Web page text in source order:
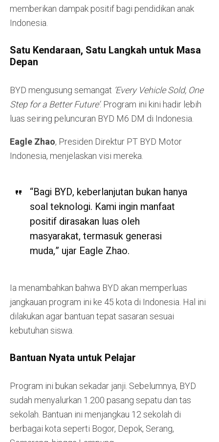
memberikan dampak positif bagi pendidikan anak
Indonesia.
Satu Kendaraan, Satu Langkah untuk Masa
Depan
BYD mengusung semangat ‘Every Vehicle Sold, One
Step for a Better Future’. Program ini kini hadir lebih
luas seiring peluncuran BYD M6 DM di Indonesia.
Eagle Zhao, Presiden Direktur PT BYD Motor
Indonesia, menjelaskan visi mereka.
“Bagi BYD, keberlanjutan bukan hanya
soal teknologi. Kami ingin manfaat
positif dirasakan luas oleh
masyarakat, termasuk generasi
muda,” ujar Eagle Zhao.
Ia menambahkan bahwa BYD akan memperluas
jangkauan program ini ke 45 kota di Indonesia. Hal ini
dilakukan agar bantuan tepat sasaran sesuai
kebutuhan siswa.
Bantuan Nyata untuk Pelajar
Program ini bukan sekadar janji. Sebelumnya, BYD
sudah menyalurkan 1.200 pasang sepatu dan tas
sekolah. Bantuan ini menjangkau 12 sekolah di
berbagai kota seperti Bogor, Depok, Serang,